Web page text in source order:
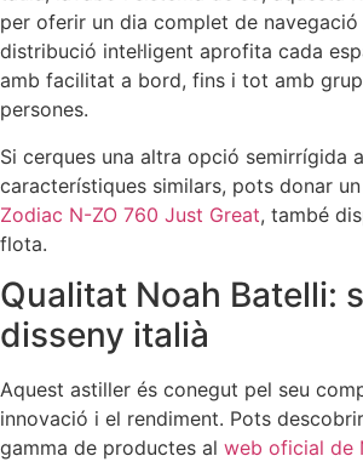
per oferir un dia complet de navegació
distribució intel·ligent aprofita cada
amb facilitat a bord, fins i tot amb
persones.
Si cerques una altra opció semirrígida
característiques similars, pots donar un
Zodiac N-ZO 760 Just Great, també
flota.
Qualitat Noah Batelli:
disseny italià
Aquest astiller és conegut pel seu
innovació i el rendiment. Pots
gamma de productes al web oficial de